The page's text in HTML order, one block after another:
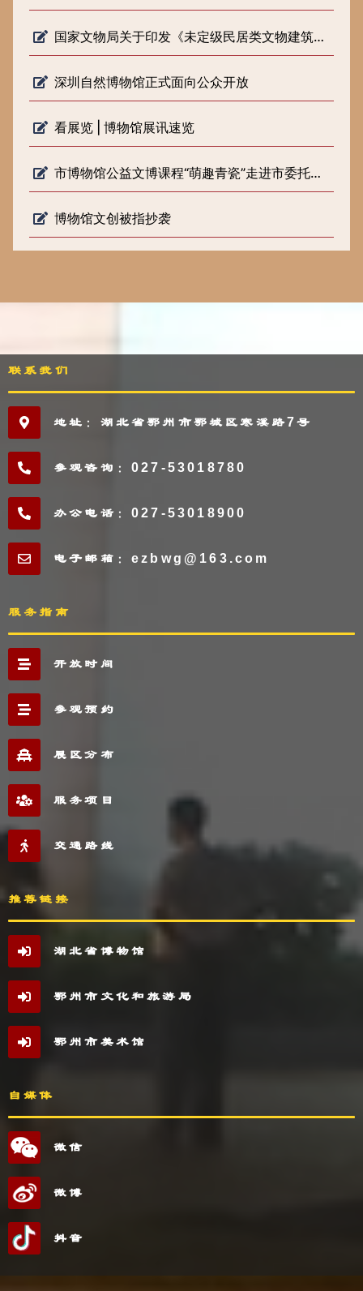
国家文物局关于印发《未定级民居类文物建筑修缮审批工作指引（试行）》的通知
深圳自然博物馆正式面向公众开放
看展览 | 博物馆展讯速览
市博物馆公益文博课程“萌趣青瓷”走进市委托管课堂
博物馆文创被指抄袭
联系我们
地址：湖北省鄂州市鄂城区寒溪路7号
参观咨询：027-53018780
办公电话：027-53018900
电子邮箱：ezbwg@163.com
服务指南
开放时间
参观预约
展区分布
服务项目
交通路线
推荐链接
湖北省博物馆
鄂州市文化和旅游局
鄂州市美术馆
自媒体
微信
微博
抖音